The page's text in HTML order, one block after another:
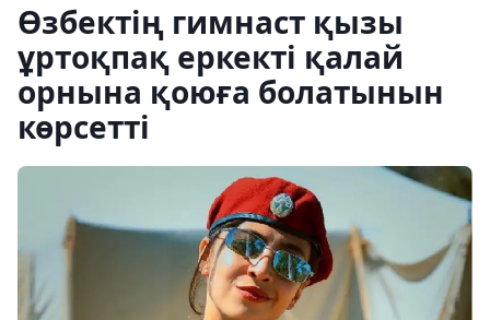
Өзбектің гимнаст қызы
ұртоқпақ еркекті қалай
орнына қоюға болатынын
көрсетті